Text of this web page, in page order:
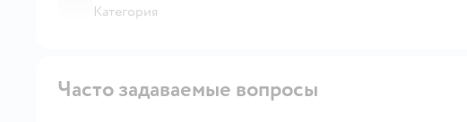
Категория
Часто задаваемые вопросы